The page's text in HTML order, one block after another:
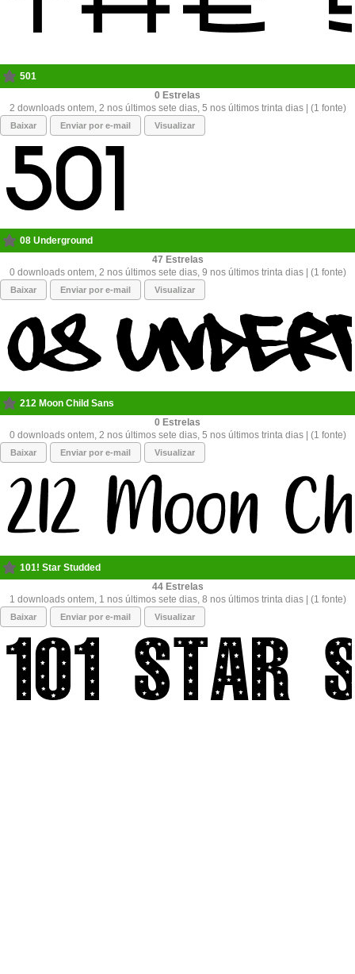
501
0
2 downloads ontem, 2 nos últimos sete dias, 5 nos últimos trinta dias | (1 fonte)
Baixar Enviar por e-mail Visualizar
08 Underground
47
0 downloads ontem, 2 nos últimos sete dias, 9 nos últimos trinta dias | (1 fonte)
Baixar Enviar por e-mail Visualizar
212 Moon Child Sans
0
0 downloads ontem, 2 nos últimos sete dias, 5 nos últimos trinta dias | (1 fonte)
Baixar Enviar por e-mail Visualizar
101! Star Studded
44
1 downloads ontem, 1 nos últimos sete dias, 8 nos últimos trinta dias | (1 fonte)
Baixar Enviar por e-mail Visualizar